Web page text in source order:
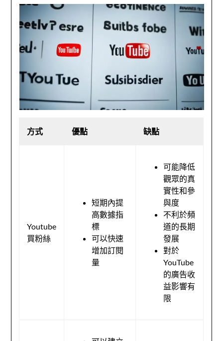
方式 優點 缺點
Youtube
買粉絲
短期內提
高數據指
標
可以快速
增加訂閱
量
可能降低
觀眾的真
實性和參
與度
不利於頻
道的長期
發展
對於
YouTube
的廣告收
益影響有
限